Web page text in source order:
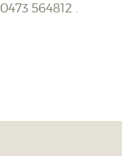
564812 .